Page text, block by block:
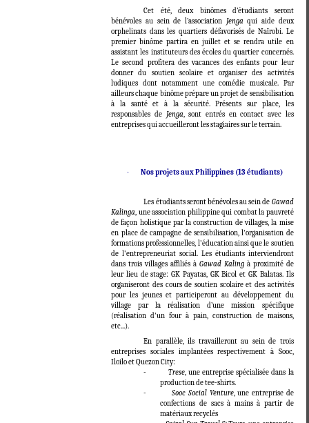
Cet été, deux binômes d’étudiants seront
bénévoles au sein de l’association Jengaqui aide deux
orphelinats dans les quartiers défavorisés de Naïrobi. Le
premier binôme partira en juillet et se rendra utile en
assistant les instituteurs des écoles du quartier concernés.
Le second profitera des vacances des enfants pour leur
donner du soutien scolaire et organiser des activités
ludiques dont notamment une comédie musicale. Par
ailleurs chaque binôme prépare un projet de sensibilisation
à la santé et à la sécurité. Présents sur place, les
responsables de Jenga , sont entrés en contact avec les
entreprises qui accueilleront les stagiaires sur le terrain.
·Nos projets aux Philippines (13 étudiants)
Les étudiants seront bénévoles au sein de Gawad
Kalinga, une association philippine qui combat la pauvreté
de façon holistique par la construction de villages, la mise
en place de campagne de sensibilisation, l'organisation de
formations professionnelles, l'éducation ainsi que le soutien
de l'entrepreneuriat social. Les étudiants interviendront
dans trois villages affiliés à Gawad Kalingà proximité de
leur lieu de stage: GK Payatas, GK Bicol et GK Balatas. Ils
organiseront des cours de soutien scolaire et des activités
pour les jeunes et participeront au développement du
village par la réalisation d’une mission spécifique
(réalisation d'un four à pain, construction de maisons,
etc...).
En parallèle, ils travailleront au sein de trois
entreprises sociales implantées respectivement à Sooc,
Iloilo et Quezon City:
- Trese, une entreprise spécialisée dans la
production de tee-shirts.
-Sooc Social Venture, une entreprise de
confections de sacs à mains à partir de
matériaux recyclés